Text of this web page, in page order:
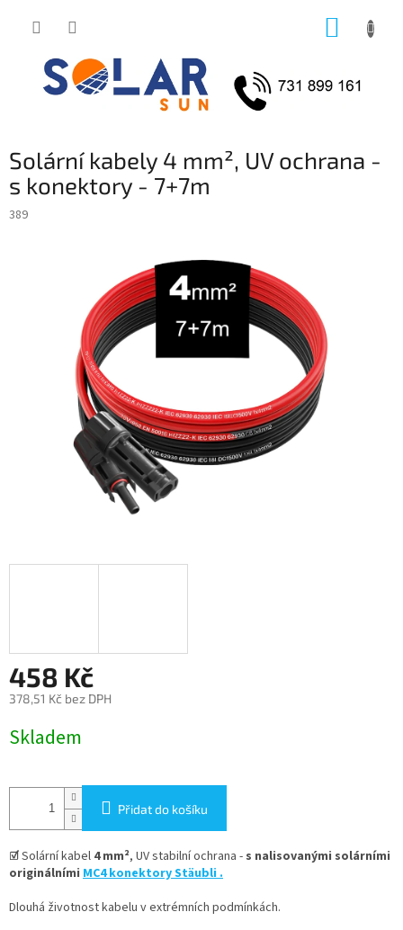
Solární kabely 4 mm², UV ochrana -
s konektory - 7+7m
389
458 Kč
378,51 Kč bez DPH
cena:
Skladem
Přidat do košíku
☑Solární kabel 4 mm², UV stabilní ochrana - s nalisovanými solárními
originálními MC4 konektory Stäubli .
Dlouhá životnost kabelu v extrémních podmínkách.